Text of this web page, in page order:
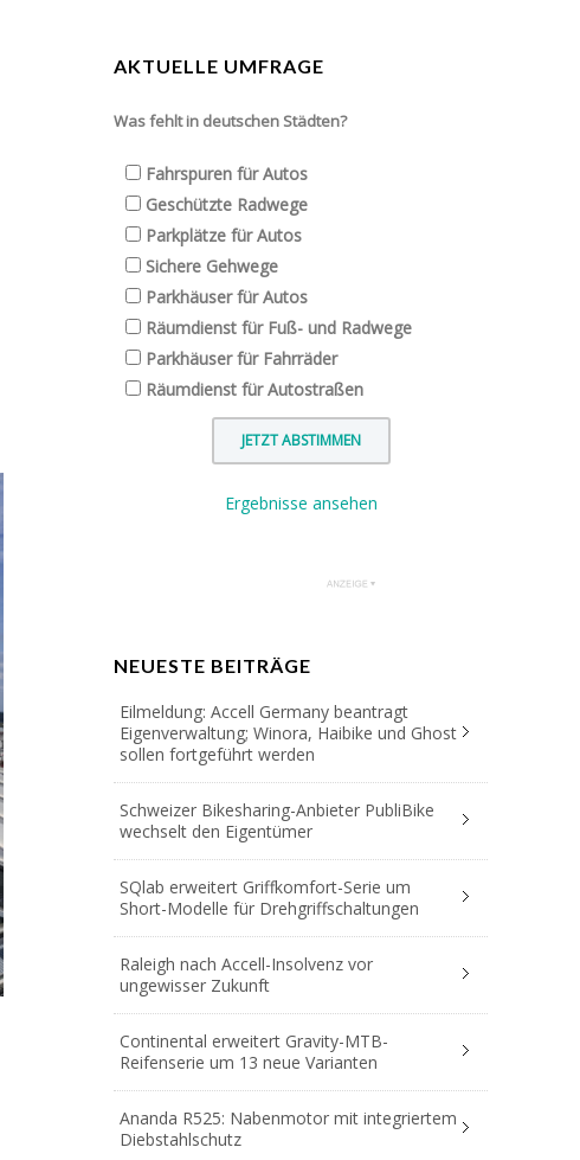
AKTUELLE UMFRAGE
Was fehlt in deutschen Städten?
Fahrspuren für Autos
Geschützte Radwege
Parkplätze für Autos
Sichere Gehwege
Parkhäuser für Autos
Räumdienst für Fuß- und Radwege
Parkhäuser für Fahrräder
Räumdienst für Autostraßen
Ergebnisse ansehen
NEUESTE BEITRÄGE
Eilmeldung: Accell Germany beantragt
Eigenverwaltung; Winora, Haibike und Ghost
sollen fortgeführt werden
Schweizer Bikesharing-Anbieter PubliBike
wechselt den Eigentümer
SQlab erweitert Griffkomfort-Serie um
Short-Modelle für Drehgriffschaltungen
Raleigh nach Accell-Insolvenz vor
ungewisser Zukunft
Continental erweitert Gravity-MTB-
Reifenserie um 13 neue Varianten
Ananda R525: Nabenmotor mit integriertem
Diebstahlschutz